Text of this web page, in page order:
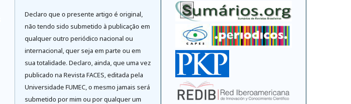
Declaro que o presente artigo é original,
não tendo sido submetido à publicação em
qualquer outro periódico nacional ou
internacional, quer seja em parte ou em
sua totalidade. Declaro, ainda, que uma vez
publicado na Revista FACES, editada pela
Universidade FUMEC, o mesmo jamais será
submetido por mim ou por qualquer um